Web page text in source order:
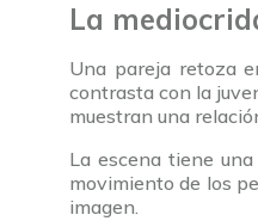
La
Una pareja retoza
contrasta con la
muestran una
La escena tiene
movimiento de los
imagen.